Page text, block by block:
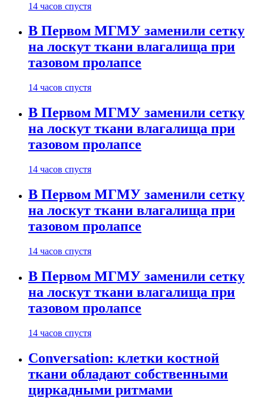
14 часов спустя
В Первом МГМУ заменили сетку
на лоскут ткани влагалища при
тазовом пролапсе
14 часов спустя
В Первом МГМУ заменили сетку
на лоскут ткани влагалища при
тазовом пролапсе
14 часов спустя
В Первом МГМУ заменили сетку
на лоскут ткани влагалища при
тазовом пролапсе
14 часов спустя
В Первом МГМУ заменили сетку
на лоскут ткани влагалища при
тазовом пролапсе
14 часов спустя
Conversation: клетки костной
ткани обладают собственными
циркадными ритмами